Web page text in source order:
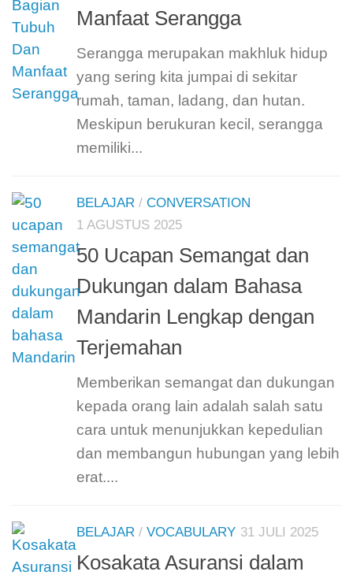
Manfaat Serangga
Serangga merupakan makhluk hidup
yang sering kita jumpai di sekitar
rumah, taman, ladang, dan hutan.
Meskipun berukuran kecil, serangga
memiliki...
BELAJAR / CONVERSATION
1 AGUSTUS 2025
50 Ucapan Semangat dan
Dukungan dalam Bahasa
Mandarin Lengkap dengan
Terjemahan
Memberikan semangat dan dukungan
kepada orang lain adalah salah satu
cara untuk menunjukkan kepedulian
dan membangun hubungan yang lebih
erat....
BELAJAR / VOCABULARY 31 JULI 2025
Kosakata Asuransi dalam